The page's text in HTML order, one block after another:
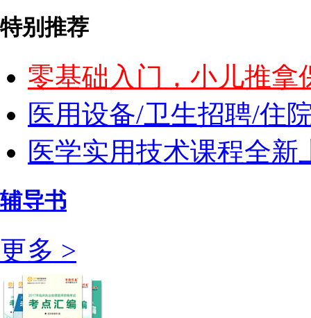
特别推荐
零基础入门，小儿推拿
医用设备/卫生招聘/住
医学实用技术课程全
辅导书
更多 >